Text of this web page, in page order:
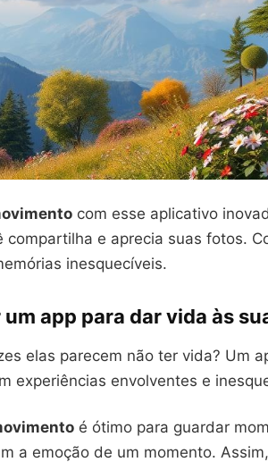
com esse aplicativo
e aprecia suas fotos.
inesquecíveis.
app para dar vida às
elas parecem não ter vida? Um
experiências envolventes e
é ótimo para guardar
a emoção de um momento.